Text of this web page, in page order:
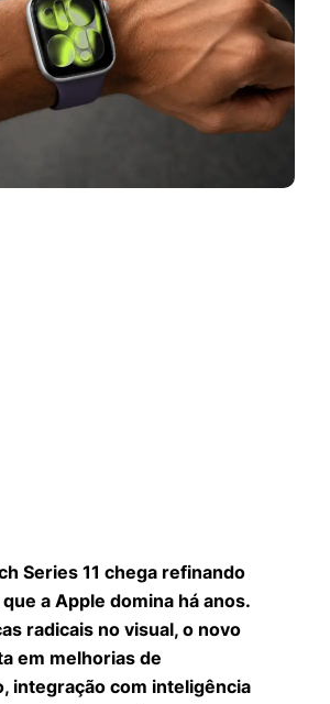
Series 11 chega refinando
a Apple domina há anos.
radicais no visual, o novo
em melhorias de
integração com inteligência